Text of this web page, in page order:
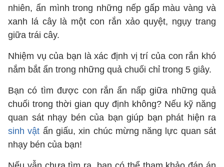
nhiên, ẩn mình trong những nếp gấp màu vàng và
xanh lá cây là một con rắn xảo quyệt, ngụy trang
giữa trái cây.
Nhiệm vụ của bạn là xác định vị trí của con rắn khó
nắm bắt ẩn trong những quả chuối chỉ trong 5 giây.
Bạn có tìm được con rắn ẩn nấp giữa những quả
chuối trong thời gian quy định không? Nếu kỹ năng
quan sát nhạy bén của bạn giúp bạn phát hiện ra
sinh vật ẩn giấu, xin chúc mừng năng lực quan sát
nhạy bén của bạn!